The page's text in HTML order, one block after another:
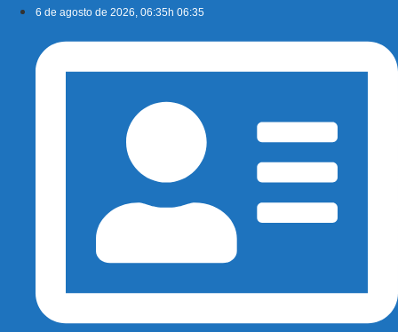
conteúdo
6 de agosto de 2026, 06:35h 06:35